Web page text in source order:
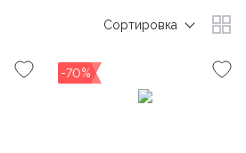
кодов. В женских и мужских
результат более чем 40-летнего
Сортировка
-70%